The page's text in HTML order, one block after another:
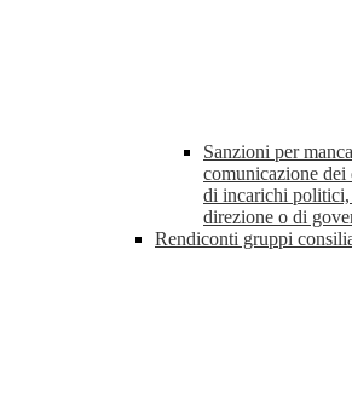
Sanzioni per
comunicazione dei
di incarichi
direzione o di
Rendiconti gruppi